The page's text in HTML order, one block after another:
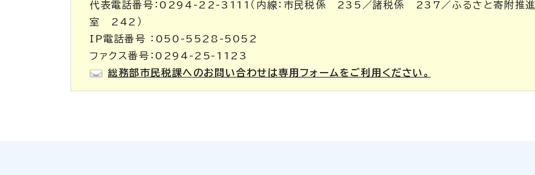
代表電話番号：0294-22-3111（内線：市民税係 235／諸税係 237／ふるさと寄附推進
室 242）
IP電話番号 ：050-5528-5052
ファクス番号：0294-25-1123
総務部市民税課へのお問い合わせは専用フォームをご利用ください。